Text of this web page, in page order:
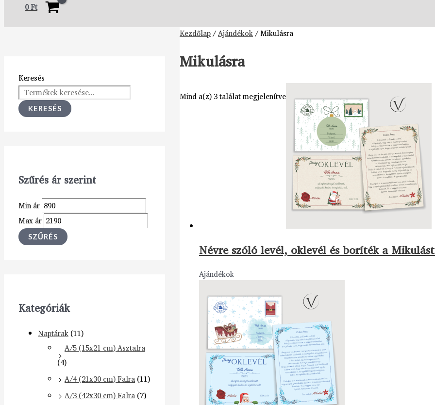
0Ft
Keresés
KERESÉS
Szűrés ár szerint
Min ár
Max ár
SZŰRÉS
Kategóriák
Naptárak (11)
A/5 (15x21 cm) Asztalra
(4)
A/4 (21x30 cm) Falra (11)
A/3 (42x30 cm) Falra (7)
Kezdőlap/Ajándékok/ Mikulásra
Mikulásra
Mind a(z) 3 találat megjelenítve
Névre szóló levél, oklevél és boríték a
Ajándékok